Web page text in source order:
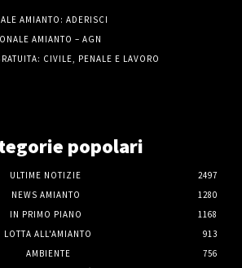
AMIANTO: ADERISCI
AMIANTO – AGN
CIVILE, PENALE E LAVORO
popolari
ULTIME NOTIZIE
2497
NEWS AMIANTO
1280
IN PRIMO PIANO
1168
LOTTA ALL'AMIANTO
913
AMBIENTE
756